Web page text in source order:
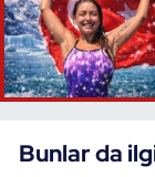
Bunlar da